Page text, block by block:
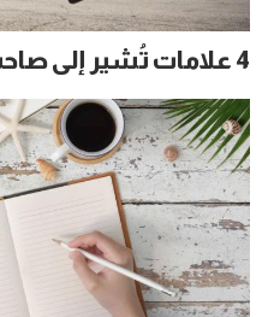
4 علامات تُشير إلى صاحب الشخصيّة العمليّة